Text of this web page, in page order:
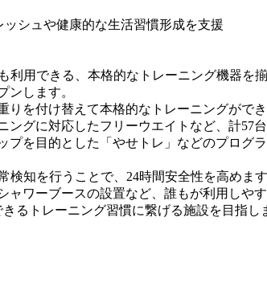
シュや健康的な生活習慣形成を支援
用できる、本格的なトレーニング機器を
ンします。
を付け替えて本格的なトレーニングがで
グに対応したフリーウエイトなど、計57
を目的とした「やせトレ」などのプログ
知を行うことで、24時間安全性を高めます
ワーブースの設置など、誰もが利用しや
るトレーニング習慣に繋げる施設を目指し